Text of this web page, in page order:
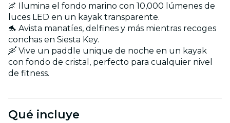
🌌 Ilumina el fondo marino con 10,000 lúmenes de
luces LED en un kayak transparente.
🐬 Avista manatíes, delfines y más mientras recoges
conchas en Siesta Key.
🛶 Vive un paddle unique de noche en un kayak
con fondo de cristal, perfecto para cualquier nivel
de fitness.
Qué incluye